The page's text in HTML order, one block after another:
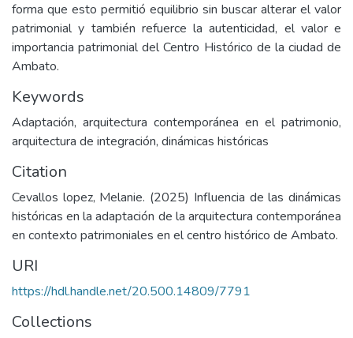
forma que esto permitió equilibrio sin buscar alterar el valor
patrimonial y también refuerce la autenticidad, el valor e
importancia patrimonial del Centro Histórico de la ciudad de
Ambato.
Keywords
Adaptación, arquitectura contemporánea en el patrimonio,
arquitectura de integración, dinámicas históricas
Citation
Cevallos lopez, Melanie. (2025) Influencia de las dinámicas
históricas en la adaptación de la arquitectura contemporánea
en contexto patrimoniales en el centro histórico de Ambato.
URI
https://hdl.handle.net/20.500.14809/7791
Collections